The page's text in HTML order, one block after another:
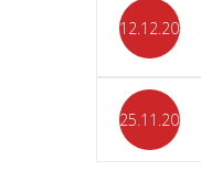
12.12.2023
25.11.2023